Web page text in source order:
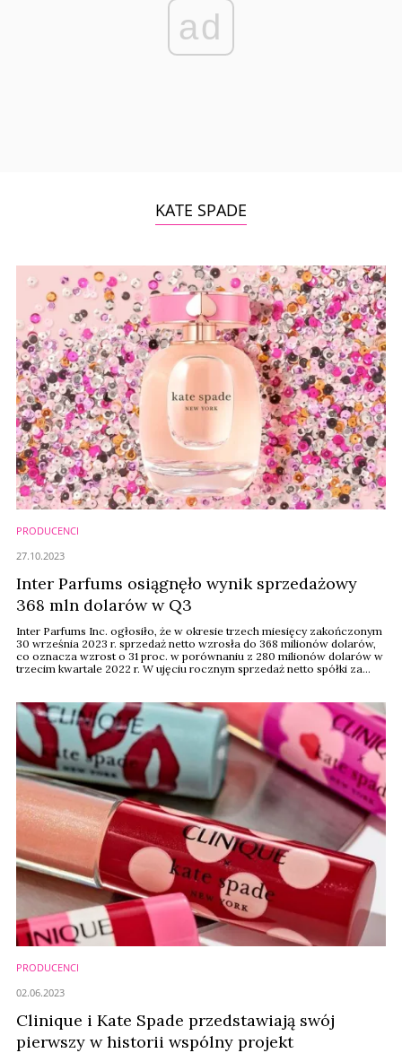
ad
KATE SPADE
PRODUCENCI
Inter Parfums osiągnęło wynik sprzedażowy
368 mln dolarów w Q3
Inter Parfums Inc. ogłosiło, że w okresie trzech miesięcy zakończonym
30 września 2023 r. sprzedaż netto wzrosła do 368 milionów dolarów,
co oznacza wzrost o 31 proc. w porównaniu z 280 milionów dolarów w
trzecim kwartale 2022 r. W ujęciu rocznym sprzedaż netto spółki za
27.10.2023
PRODUCENCI
Clinique i Kate Spade przedstawiają swój
pierwszy w historii wspólny projekt
02.06.2023